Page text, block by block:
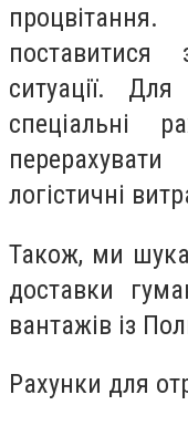
ситуації.
спеціальні
логістичні
Також, ми
доставки
вантажів із
Рахунки для